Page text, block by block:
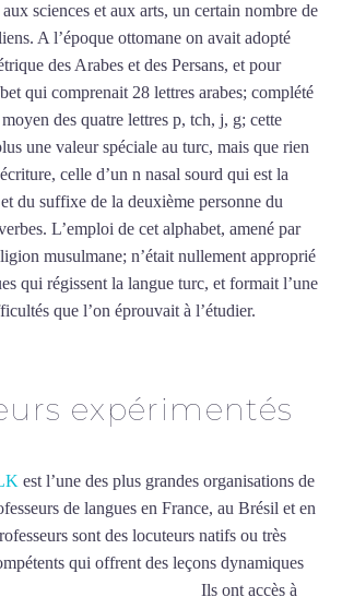
sciences et aux arts, un certain nombre de
A l’époque ottomane on avait adopté
des Arabes et des Persans, et pour
qui comprenait 28 lettres arabes; complété
des quatre lettres p, tch, j, g; cette
une valeur spéciale au turc, mais que rien
celle d’un n nasal sourd qui est la
du suffixe de la deuxième personne du
L’emploi de cet alphabet, amené par
musulmane; n’était nullement approprié
qui régissent la langue turc, et formait l’une
que l’on éprouvait à l’étudier.
expérimentés
est l’une des plus grandes organisations de
de langues en France, au Brésil et en
sont des locuteurs natifs ou très
qui offrent des leçons dynamiques
Ils ont accès à